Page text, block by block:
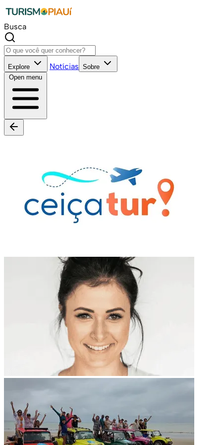
Busca
Explore Notícias Sobre
Open menu